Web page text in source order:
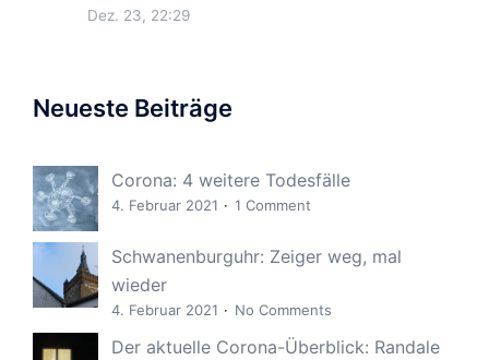
Dez. 23, 22:29
Neueste Beiträge
Corona: 4 weitere Todesfälle
4. Februar 2021 1 Comment
Schwanenburguhr: Zeiger weg, mal
wieder
4. Februar 2021 No Comments
Der aktuelle Corona-Überblick: Randale